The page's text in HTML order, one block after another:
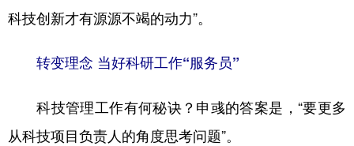
科技创新才有源源不竭的动力”。
转变理念 当好科研工作“服务员”
科技管理工作有何秘诀？申彧的答案是，“要更多
从科技项目负责人的角度思考问题”。